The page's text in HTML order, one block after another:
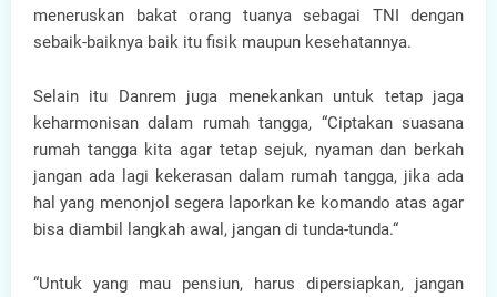
meneruskan bakat orang tuanya sebagai TNI dengan
sebaik-baiknya baik itu fisik maupun kesehatannya.
Selain itu Danrem juga menekankan untuk tetap jaga
keharmonisan dalam rumah tangga, “Ciptakan suasana
rumah tangga kita agar tetap sejuk, nyaman dan berkah
jangan ada lagi kekerasan dalam rumah tangga, jika ada
hal yang menonjol segera laporkan ke komando atas agar
bisa diambil langkah awal, jangan di tunda-tunda.“
“Untuk yang mau pensiun, harus dipersiapkan, jangan